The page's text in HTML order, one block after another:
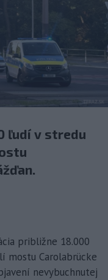
ľudí v stredu
približne 18.000
mostu Carolabrücke
nevybuchnutej